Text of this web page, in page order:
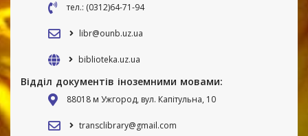
тел.: (0312)64-71-94
libr@ounb.uz.ua
biblioteka.uz.ua
Відділ документів іноземними мовами:
88018 м Ужгород, вул. Капітульна, 10
transclibrary@gmail.com